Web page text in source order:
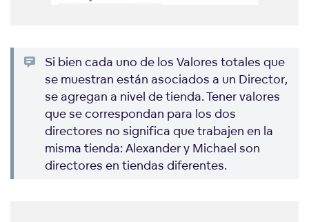
Si bien cada uno de los Valores totales que
se muestran están asociados a un Director,
se agregan a nivel de tienda. Tener valores
que se correspondan para los dos
directores no significa que trabajen en la
misma tienda: Alexander y Michael son
directores en tiendas diferentes.